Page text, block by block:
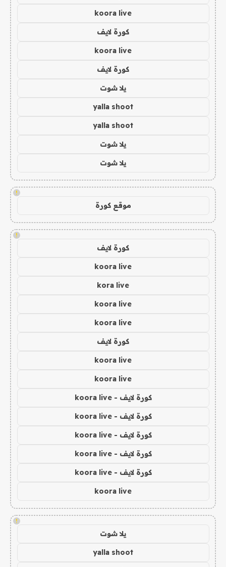
koora live
كورة لايف
koora live
كورة لايف
يلا شوت
yalla shoot
yalla shoot
يلا شوت
يلا شوت
!
موقع كورة
!
كورة لايف
koora live
kora live
koora live
koora live
كورة لايف
koora live
koora live
كورة لايف - koora live
كورة لايف - koora live
كورة لايف - koora live
كورة لايف - koora live
كورة لايف - koora live
koora live
!
يلا شوت
yalla shoot